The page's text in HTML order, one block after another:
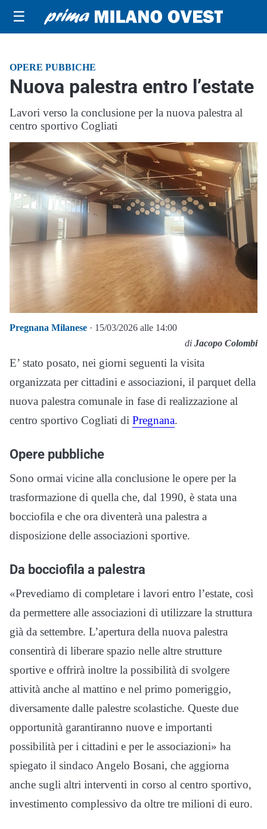
☰
OPERE PUBBICHE
Nuova palestra entro l’estate
Lavori verso la conclusione per la nuova palestra al
centro sportivo Cogliati
Pregnana Milanese · 15/03/2026 alle 14:00
di Jacopo Colombi
E’ stato posato, nei giorni seguenti la visita
organizzata per cittadini e associazioni, il parquet della
nuova palestra comunale in fase di realizzazione al
centro sportivo Cogliati di Pregnana.
Opere pubbliche
Sono ormai vicine alla conclusione le opere per la
trasformazione di quella che, dal 1990, è stata una
bocciofila e che ora diventerà una palestra a
disposizione delle associazioni sportive.
Da bocciofila a palestra
«Prevediamo di completare i lavori entro l’estate, così
da permettere alle associazioni di utilizzare la struttura
già da settembre. L’apertura della nuova palestra
consentirà di liberare spazio nelle altre strutture
sportive e offrirà inoltre la possibilità di svolgere
attività anche al mattino e nel primo pomeriggio,
diversamente dalle palestre scolastiche. Queste due
opportunità garantiranno nuove e importanti
possibilità per i cittadini e per le associazioni» ha
spiegato il sindaco Angelo Bosani, che aggiorna
anche sugli altri interventi in corso al centro sportivo,
investimento complessivo da oltre tre milioni di euro.